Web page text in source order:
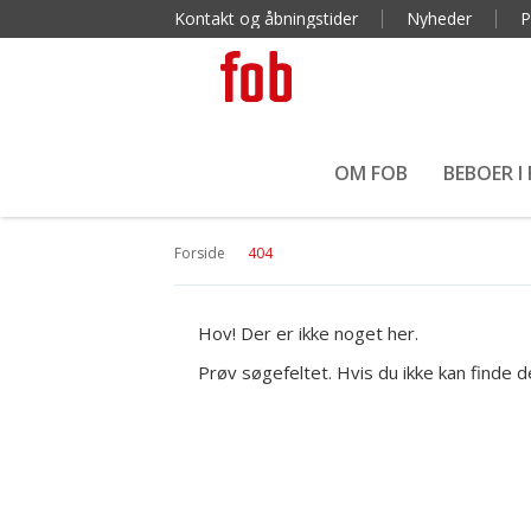
Kontakt og åbningstider Nyheder
OM FOB BEBOER I
Forside 404
Hov! Der er ikke noget her.
Prøv søgefeltet. Hvis du ikke kan finde